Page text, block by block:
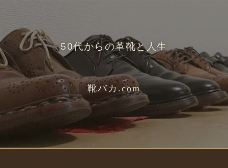
50代からの革靴と人生
靴バカ.com